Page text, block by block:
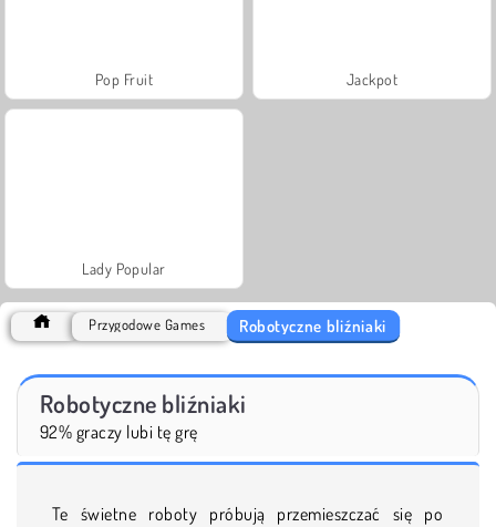
Pop Fruit Jackpot
Lady Popular
Przygodowe Games Robotyczne bliźniaki
Robotyczne bliźniaki
92% graczy lubi tę grę
Te świetne roboty próbują przemieszczać się po